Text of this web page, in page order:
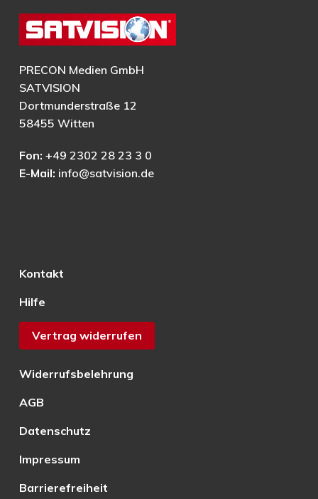
PRECON Medien GmbH
SATVISION
Dortmunderstraße 12
58455 Witten
Fon: +49 2302 28 23 3 0
E-Mail: info@satvision.de
Kontakt
Hilfe
Vertrag widerrufen
Widerrufsbelehrung
AGB
Datenschutz
Impressum
Barrierefreiheit